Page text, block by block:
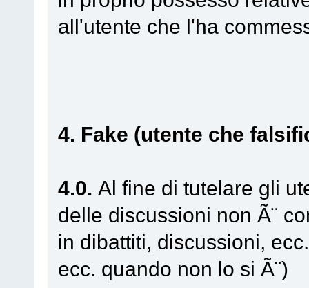
all'utente che l'ha
4. Fake (utente che
4.0. Al fine di tutelare gli
delle discussioni non Ã¨
in dibattiti, discussioni,
ecc. quando non lo si Ã¨)